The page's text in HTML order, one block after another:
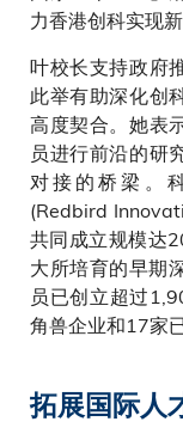
力香港创科实现新
叶校长支持政府
此举有助深化创
高度契合。她表
员进行前沿的研
对接的桥梁。
(Redbird
共同成立规模达
大所培育的早期
员已创立超过
角兽企业和17家
拓展国际人